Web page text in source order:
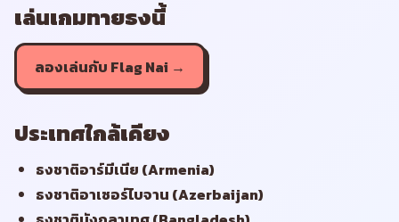
เล่นเกมทายธงนี้
ลองเล่นกับ Flag Nai →
ประเทศใกล้เคียง
ธงชาติอาร์มีเนีย (Armenia)
ธงชาติอาเซอร์ไบจาน (Azerbaijan)